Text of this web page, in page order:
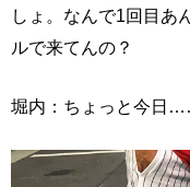
しょ。なんで1回目あ
ルで来てんの？
堀内：ちょっと今日